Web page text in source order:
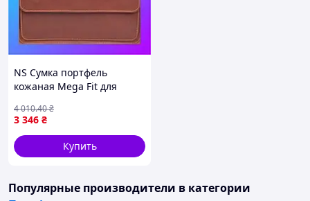
NS Сумка портфель
кожаная Mega Fit для
LIMARY lim-380RB
коньячная Nes22/Q
3 346 ₴
4 010.40₴
Купить
Популярные производители в категории